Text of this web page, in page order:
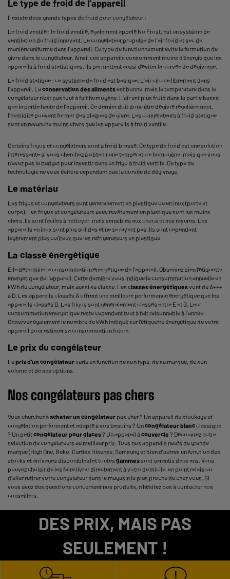
Le type de froid de l’appareil
Il existe deux grands types de froid pour congélateur :
Le froid ventilé : le froid ventilé, également appelé No Frost, est un système de
ventilation du froid innovant. Le congélateur propulse de l’air froid et sec de
manière uniforme dans l’appareil. Ce type de fonctionnement évite la formation de
givre dans le congélateur. Ainsi, ces appareils consomment moins d’énergie que les
appareils à froid statistiques. Ils permettent aussi d’éviter la corvée de dégivrage.
Le froid statique : ce système de froid est basique. L'air circule librement dans
l’appareil. Laconservation des alimentsest bonne, mais la température dans le
congélateur n’est pas tout à fait homogène. L’air est plus froid dans la partie basse
que la partie haute de l’appareil. Ce dernier doit donc être dégivré régulièrement,
l’humidité pouvant former des plaques de givre. Les congélateurs à froid statique
sont en revanche moins chers que les appareils à froid ventilé.
Certains frigos et congélateurs sont à froid brassé. Ce type de froid est une solution
intéressante si vous cherchez à obtenir une température homogène, mais que vous
n’avez pas le budget pour investir dans un frigo à froid ventilé. Ce type de
technologie ne vous évitera cependant pas la corvée de dégivrage.
Le matériau
Les frigos et congélateurs sont généralement en plastique ou en inox (porte et
corps). Les frigos et congélateurs avec revêtement en plastique sont les moins
chers. Ils sont faciles à nettoyer, mais sensibles aux chocs et aux rayures. Les
appareils en inox sont plus solides et ne se rayent pas. Ils sont cependant
légèrement plus coûteux que les réfrigérateurs en plastique.
La classe énergétique
Elle détermine la consommation énergétique de l’appareil. Observez bien l’étiquette
énergétique de l’appareil. Cette dernière vous indique la consommation annuelle en
kWh du congélateur, mais aussi sa classe. Les classes énergétiquesvont de A+++
à D. Les appareils classés A offrent une meilleure performance énergétique que les
appareils classés D. Les frigos sont généralement classés entre E et G. Leur
consommation énergétique reste cependant tout à fait raisonnable à l’année.
Observez également le nombre de kWh indiqué sur l’étiquette énergétique de votre
appareil pour estimer sa consommation future.
Le prix du congélateur
Leprix d’un congélateurvarie en fonction de son type, de sa marque, de son
volume et de ses options.
Nos congélateurs pas chers
Vous cherchez àacheter un congélateur pas cher ? Un appareil de stockage et
congélation performant et adapté à vos besoins ? Uncongélateur blancclassique
? Un petitcongélateur pour glaces? Un appareil àcouvercle ? Découvrez notre
sélection de congélateurs au meilleur prix. Tous nos appareils neufs de grande
marque (High One, Beko, Curtiss Hisense, Samsung et bien d’autres en fonction des
stocks et arrivages disponibles) et toutes gammessont garantis deux ans. Vous
pouvez choisir de les faire livrer directement à votre domicile, en point relais ou
d’aller retirer votre congélateur dans le magasin le plus proche de chez vous. Si
vous avez des questions concernant nos produits, n’hésitez pas à contacter nos
conseillers.
DES PRIX, MAIS PAS
SEULEMENT !